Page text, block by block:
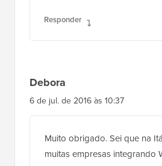
Responder
Debora
6 de jul. de 2016 às 10:37
Muito obrigado. Sei que na
muitas empresas integrando